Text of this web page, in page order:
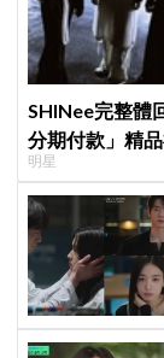
SHINee完整體
分期付款」精
明星